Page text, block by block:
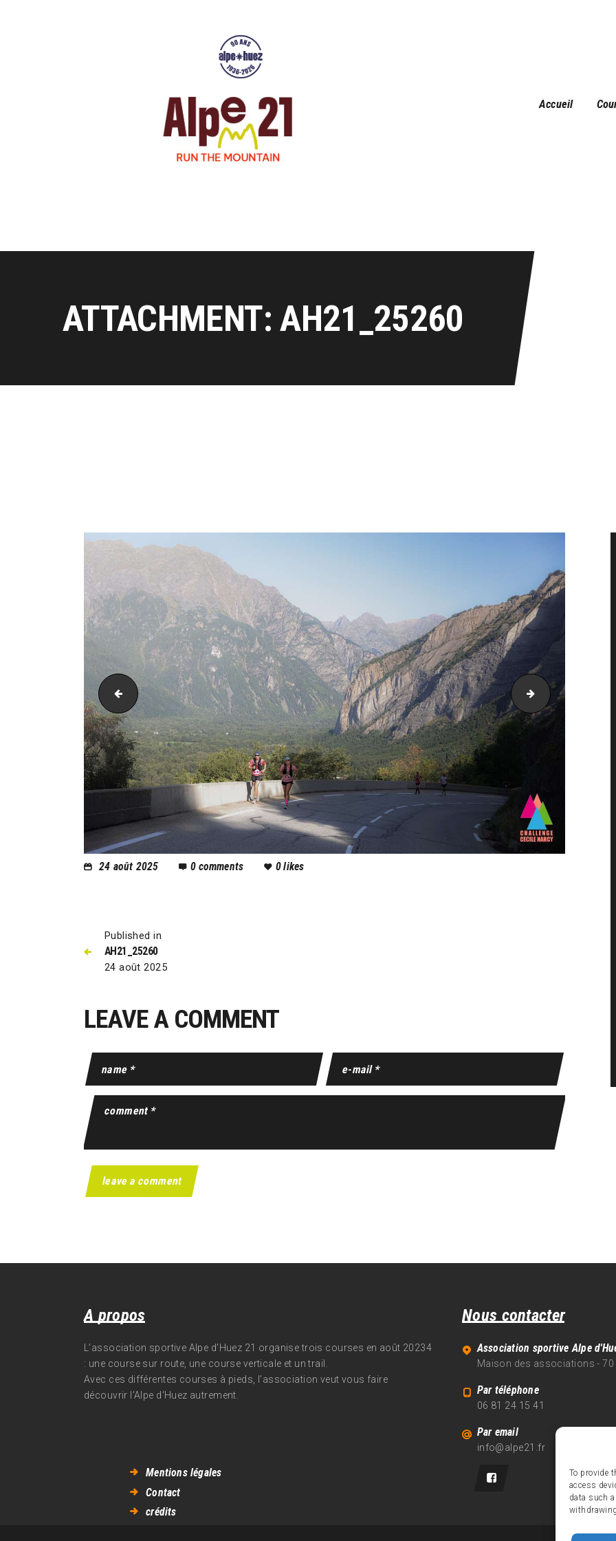
To provide
access
data such
Accueil
ATTACHMENT: AH21_25260
AH21_25258 AH21_25279
24 août 2025 0 comments 0likes
Published in
AH21_25260
24 août 2025
LEAVE A COMMENT
A propos
L’association sportive Alpe d’Huez 21 organise trois courses en août 20234
: une course sur route, une course verticale et un trail.
Avec ces différentes courses à pieds, l’association veut vous faire
découvrir l’Alpe d‘Huez autrement.
Nous contacter
Association sportive Alpe
Maison des associations - 70
Par téléphone
06 81 24 15 41
Par email
info@alpe21.fr
Mentions légales
Contact
crédits